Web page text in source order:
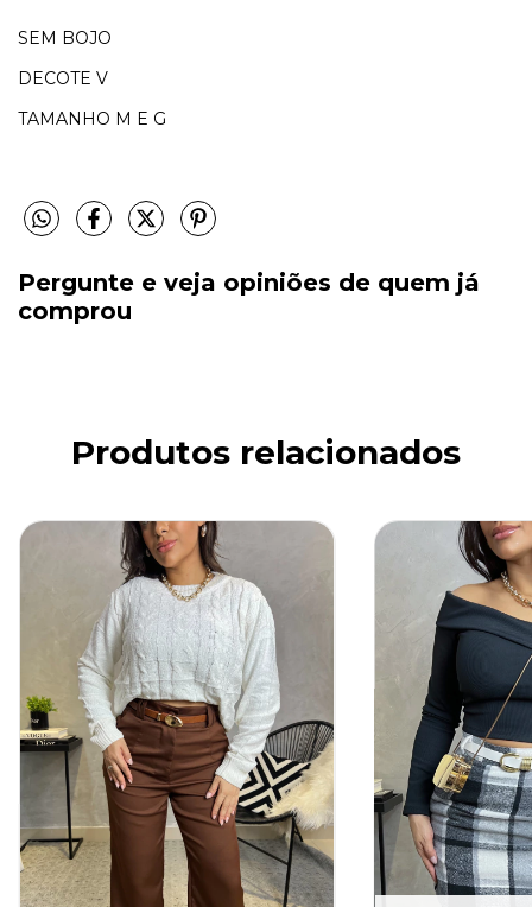
SEM BOJO
DECOTE V
TAMANHO M E G
Pergunte e veja opiniões de quem já
comprou
Produtos relacionados